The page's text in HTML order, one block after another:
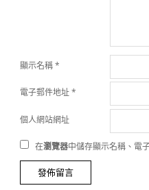
顯示名稱*
電子郵件地址*
個人網站網址
在瀏覽器中儲存顯示名稱、電